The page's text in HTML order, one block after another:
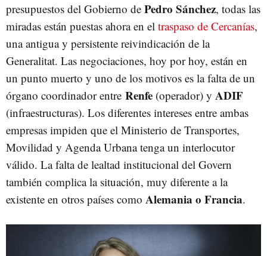
presupuestos del Gobierno de Pedro Sánchez, todas las
miradas están puestas ahora en el traspaso de Cercanías,
una antigua y persistente reivindicación de la
Generalitat. Las negociaciones, hoy por hoy, están en
un punto muerto y uno de los motivos es la falta de un
órgano coordinador entre Renfe (operador) y ADIF
(infraestructuras). Los diferentes intereses entre ambas
empresas impiden que el Ministerio de Transportes,
Movilidad y Agenda Urbana tenga un interlocutor
válido. La falta de lealtad institucional del Govern
también complica la situación, muy diferente a la
existente en otros países como Alemania o Francia.